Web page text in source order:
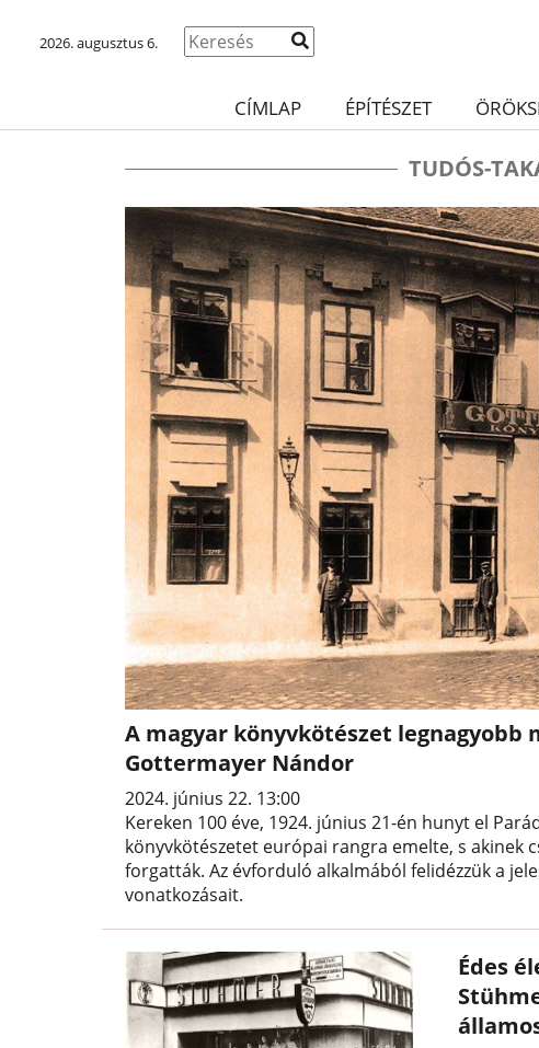
2026. augusztus 6.
CÍMLAP ÉPÍTÉSZET
TUDÓS-
A magyar könyvkötészet legnagyobb
Gottermayer Nándor
2024. június 22. 13:00
Kereken 100 éve, 1924. június 21-én hunyt el
könyvkötészetet európai rangra emelte, s akinek
forgatták. Az évforduló alkalmából felidézzük a
vonatkozásait.
Édes